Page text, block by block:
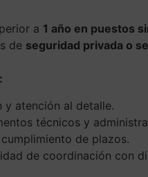
a 1 año en puestos
de seguridad privada o
y atención al detalle.
técnicos y
de plazos.
de coordinación con